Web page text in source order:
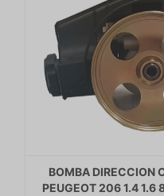
BOMBA DIRECCION
PEUGEOT 206 1.4 1.6